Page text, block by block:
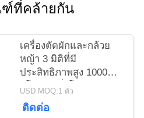
ที่คล้ายกัน
เครื่องตัดผักและกล้วย
หญ้า 3 มิติที่มี
ประสิทธิภาพสูง 1000
กิโลกรัม/ชั่วโมง
USD MOQ:1 ตัว
ติดต่อ